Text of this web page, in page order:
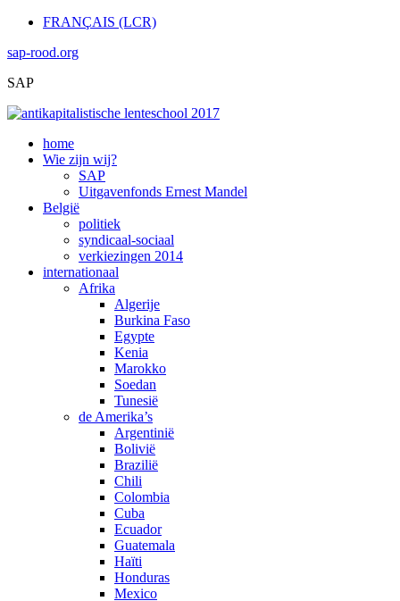
FRANÇAIS (LCR)
sap-rood.org
SAP
home
Wie zijn wij?
SAP
Uitgavenfonds Ernest Mandel
België
politiek
syndicaal-sociaal
verkiezingen 2014
internationaal
Afrika
Algerije
Burkina Faso
Egypte
Kenia
Marokko
Soedan
Tunesië
de Amerika’s
Argentinië
Bolivië
Brazilië
Chili
Colombia
Cuba
Ecuador
Guatemala
Haïti
Honduras
Mexico